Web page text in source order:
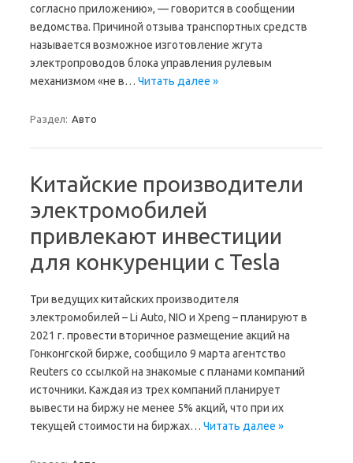
согласно приложению», — говорится в сообщении
ведомства. Причиной отзыва транспортных средств
называется возможное изготовление жгута
электропроводов блока управления рулевым
механизмом «не в… Читать далее »
Раздел: Авто
Китайские производители
электромобилей
привлекают инвестиции
для конкуренции с Tesla
Три ведущих китайских производителя
электромобилей – Li Auto, NIO и Xpeng – планируют в
2021 г. провести вторичное размещение акций на
Гонконгской бирже, сообщило 9 марта агентство
Reuters со ссылкой на знакомые с планами компаний
источники. Каждая из трех компаний планирует
вывести на биржу не менее 5% акций, что при их
текущей стоимости на биржах… Читать далее »